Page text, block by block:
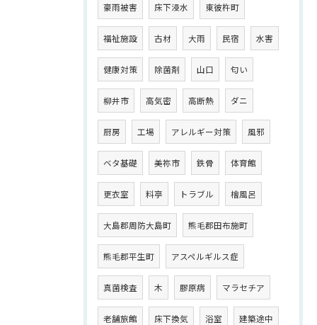
豪雨被害 床下浸水 東彼杵町
福祉施設 古材 大雨 民宿 水害
健康対策 除菌剤 山口 匂い
柳井市 高気密 高断熱 ダニ
厨房 工場 アレルギー対策 風邪
ベタ基礎 美祢市 鉄骨 体育館
更衣室 料亭 トラブル 檜風呂
大島郡周防大島町 熊毛郡田布施町
熊毛郡平生町 アスペルギルス症
真菌検査 木 膠原病 マラセチア
老舗旅館 床下換気 浴室 建築途中